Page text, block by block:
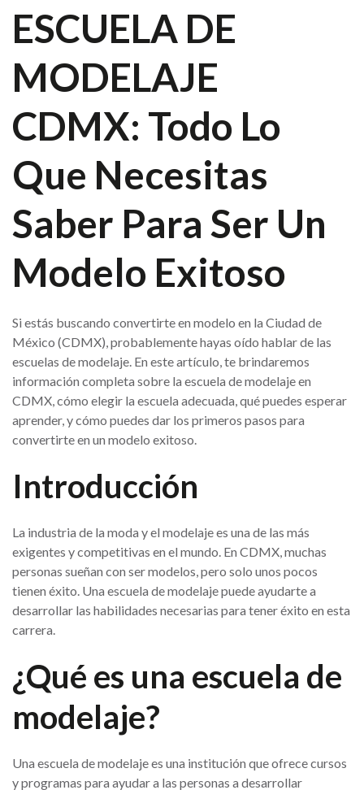
ESCUELA DE
MODELAJE
CDMX: Todo Lo
Que Necesitas
Saber Para Ser Un
Modelo Exitoso
Si estás buscando convertirte en modelo en la Ciudad de
México (CDMX), probablemente hayas oído hablar de las
escuelas de modelaje. En este artículo, te brindaremos
información completa sobre la escuela de modelaje en
CDMX, cómo elegir la escuela adecuada, qué puedes esperar
aprender, y cómo puedes dar los primeros pasos para
convertirte en un modelo exitoso.
Introducción
La industria de la moda y el modelaje es una de las más
exigentes y competitivas en el mundo. En CDMX, muchas
personas sueñan con ser modelos, pero solo unos pocos
tienen éxito. Una escuela de modelaje puede ayudarte a
desarrollar las habilidades necesarias para tener éxito en esta
carrera.
¿Qué es una escuela de
modelaje?
Una escuela de modelaje es una institución que ofrece cursos
y programas para ayudar a las personas a desarrollar